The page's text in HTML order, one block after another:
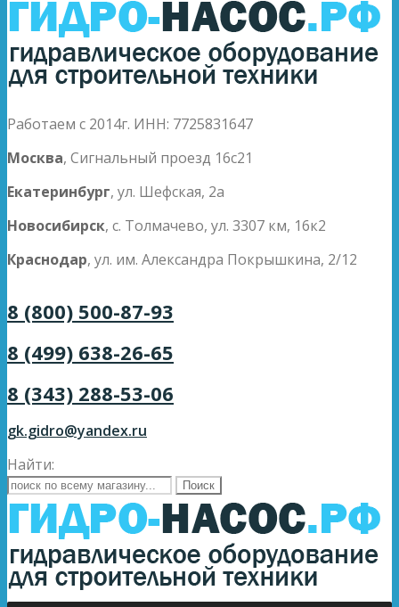
Работаем с 2014г. ИНН: 7725831647
Москва, Сигнальный проезд 16с21
Екатеринбург, ул. Шефская, 2а
Новосибирск, с. Толмачево, ул. 3307 км, 16к2
Краснодар, ул. им. Александра Покрышкина, 2/12
8 (800) 500-87-93
8 (499) 638-26-65
8 (343) 288-53-06
gk.gidro@yandex.ru
Найти: